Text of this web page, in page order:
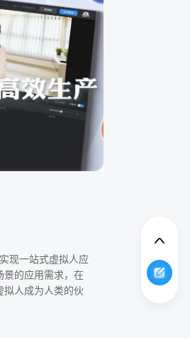
现一站式虚拟人应
的应用需求，在
人成为人类的伙